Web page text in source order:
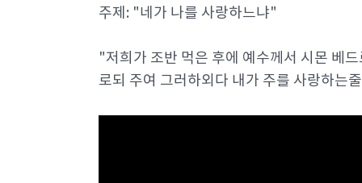
주제: "네가 나를 사랑하느냐"
"저희가 조반 먹은 후에 예수께서 시몬 베
로되 주여 그러하외다 내가 주를 사랑하는